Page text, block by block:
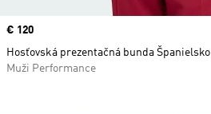
Price
€ 120
Hosťovská prezentačná bunda Španielsko
Muži Performance